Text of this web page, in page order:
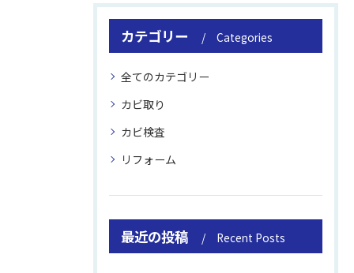
カテゴリー Categories
全てのカテゴリー
カビ取り
カビ検査
リフォーム
最近の投稿 Recent Posts